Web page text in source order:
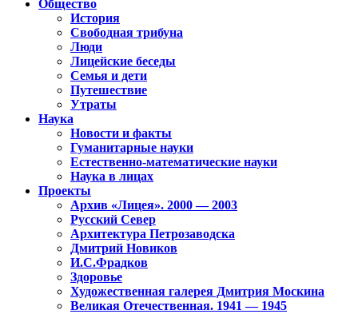
Общество
История
Свободная трибуна
Люди
Лицейские беседы
Семья и дети
Путешествие
Утраты
Наука
Новости и факты
Гуманитарные науки
Естественно-математические науки
Наука в лицах
Проекты
Архив «Лицея». 2000 — 2003
Русский Север
Архитектура Петрозаводска
Дмитрий Новиков
И.С.Фрадков
Здоровье
Художественная галерея Дмитрия Москина
Великая Отечественная. 1941 — 1945